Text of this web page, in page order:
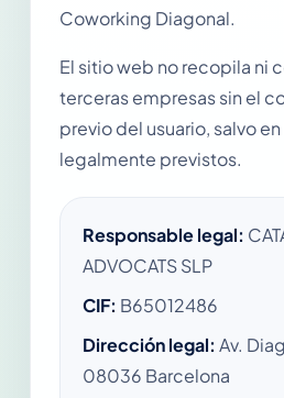
Coworking Diagonal.
El sitio web no recopila ni
terceras empresas sin el
previo del usuario, salvo
legalmente previstos.
Responsable legal:
ADVOCATS SLP
CIF: B65012486
Dirección legal: Av.
08036 Barcelona